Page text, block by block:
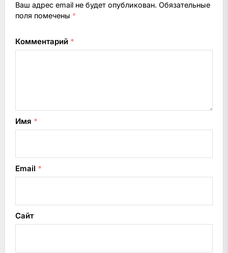
Ваш адрес email не будет опубликован. Обязательные
поля помечены *
Комментарий *
Имя *
Email *
Сайт